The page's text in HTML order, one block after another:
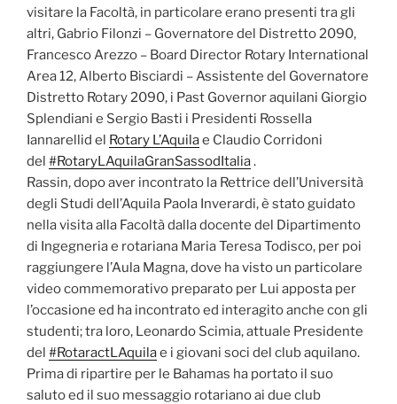
visitare la Facoltà, in particolare erano presenti tra gli
altri, Gabrio Filonzi – Governatore del Distretto 2090,
Francesco Arezzo – Board Director Rotary International
Area 12, Alberto Bisciardi – Assistente del Governatore
Distretto Rotary 2090, i Past Governor aquilani Giorgio
Splendiani e Sergio Basti i Presidenti Rossella
Iannarellid el Rotary L’Aquilae Claudio Corridoni
del #RotaryLAquilaGranSassodItalia.
Rassin, dopo aver incontrato la Rettrice dell’Università
degli Studi dell’Aquila Paola Inverardi, è stato guidato
nella visita alla Facoltà dalla docente del Dipartimento
di Ingegneria e rotariana Maria Teresa Todisco, per poi
raggiungere l’Aula Magna, dove ha visto un particolare
video commemorativo preparato per Lui apposta per
l’occasione ed ha incontrato ed interagito anche con gli
studenti; tra loro, Leonardo Scimia, attuale Presidente
del #RotaractLAquilae i giovani soci del club aquilano.
Prima di ripartire per le Bahamas ha portato il suo
saluto ed il suo messaggio rotariano ai due club